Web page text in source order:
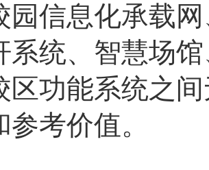
园信息化承载
系统、智慧场
区功能系统之
考价值。